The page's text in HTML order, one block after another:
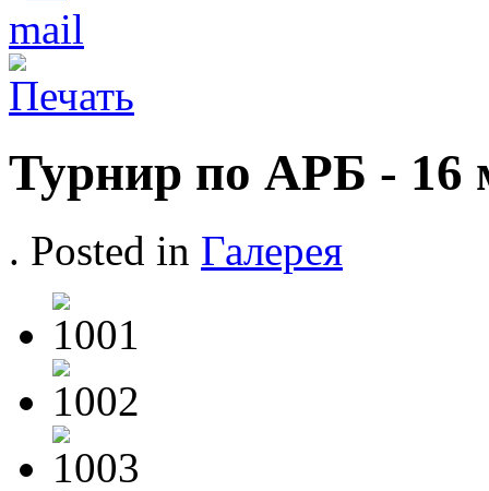
Турнир по АРБ - 16
. Posted in Галерея